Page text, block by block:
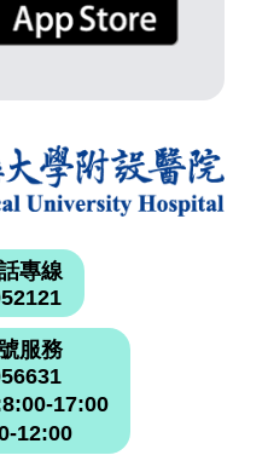
專線
服務
17:00
12:00